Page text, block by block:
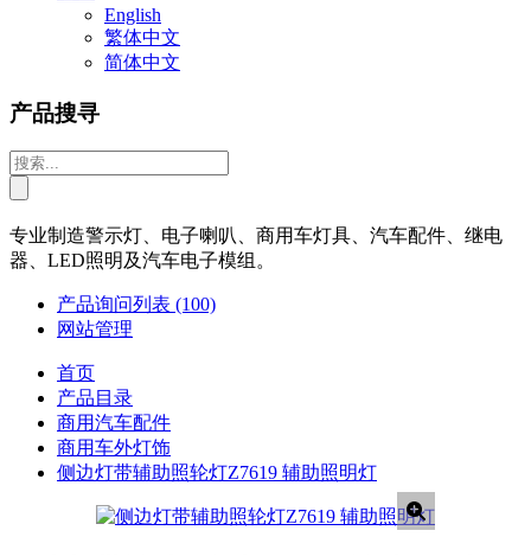
English
繁体中文
简体中文
产品搜寻
专业制造警示灯、电子喇叭、商用车灯具、汽车配件、继电
器、LED照明及汽车电子模组。
产品询问列表 (100)
网站管理
首页
产品目录
商用汽车配件
商用车外灯饰
侧边灯带辅助照轮灯Z7619 辅助照明灯